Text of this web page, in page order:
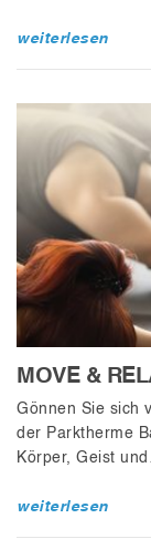
weiterlesen
MOVE &
Gönnen Sie sich
der Parktherme
Körper, Geist
weiterlesen